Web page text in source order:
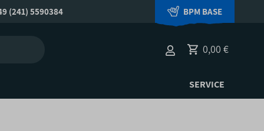
(241) 5590384 BPM BASE
0,00 €
SERVICE